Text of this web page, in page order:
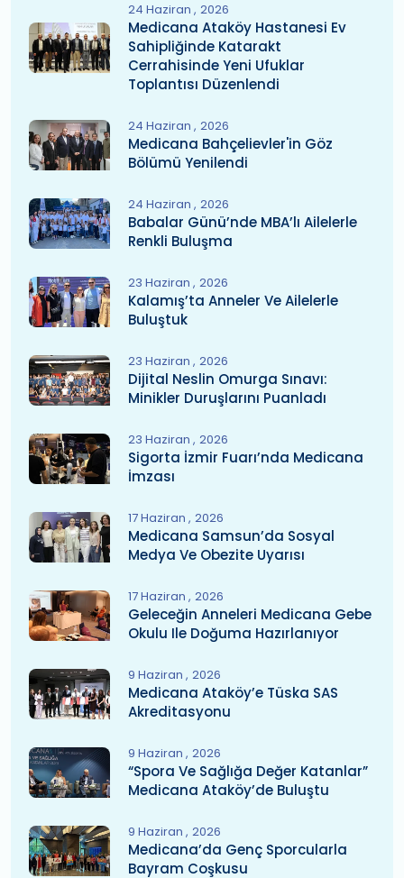
24 Haziran 2026
Medicana Ataköy Hastanesi Ev
Sahipliğinde Katarakt
Cerrahisinde Yeni Ufuklar
Toplantısı Düzenlendi
24 Haziran 2026
Medicana Bahçelievler'in Göz
Bölümü Yenilendi
24 Haziran 2026
Babalar Günü’nde MBA’lı Ailelerle
Renkli Buluşma
23 Haziran 2026
Kalamış’ta Anneler Ve Ailelerle
Buluştuk
23 Haziran 2026
Dijital Neslin Omurga Sınavı:
Minikler Duruşlarını Puanladı
23 Haziran 2026
Sigorta İzmir Fuarı’nda Medicana
İmzası
17 Haziran 2026
Medicana Samsun’da Sosyal
Medya Ve Obezite Uyarısı
17 Haziran 2026
Geleceğin Anneleri Medicana Gebe
Okulu Ile Doğuma Hazırlanıyor
9 Haziran 2026
Medicana Ataköy’e Tüska SAS
Akreditasyonu
9 Haziran 2026
“Spora Ve Sağlığa Değer Katanlar”
Medicana Ataköy’de Buluştu
9 Haziran 2026
Medicana’da Genç Sporcularla
Bayram Coşkusu